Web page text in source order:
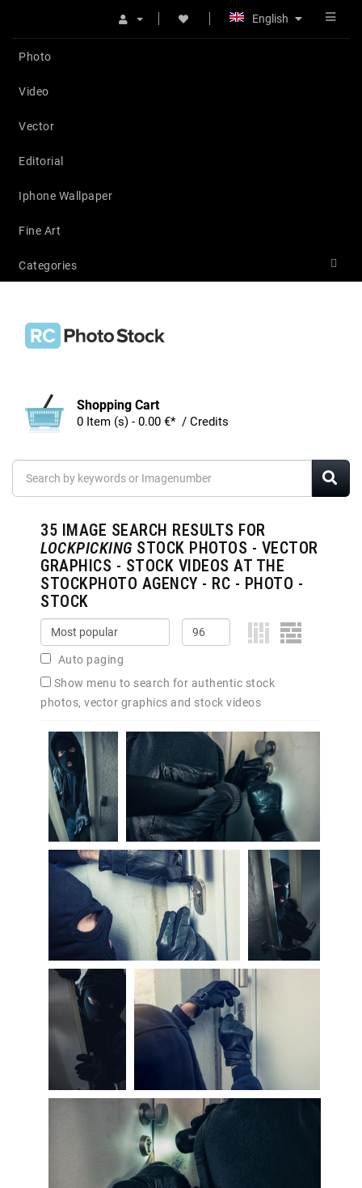
English
Photo
Video
Vector
Editorial
Iphone Wallpaper
Fine Art
Categories
Shopping Cart
0 Item (s) - 0.00 €* / Credits
35 IMAGE SEARCH RESULTS FOR
LOCKPICKING STOCK PHOTOS - VECTOR
GRAPHICS - STOCK VIDEOS AT THE
STOCKPHOTO AGENCY - RC - PHOTO -
STOCK
Auto paging
Show menu to search for authentic stock
photos, vector graphics and stock videos